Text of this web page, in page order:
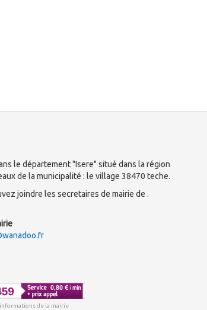
le département "Isere" situé dans la région
de la municipalité : le village 38470 teche.
joindre les secretaires de mairie de .
de la mairie